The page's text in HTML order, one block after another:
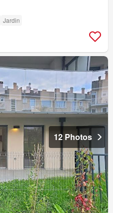
Jardin
12 Photos